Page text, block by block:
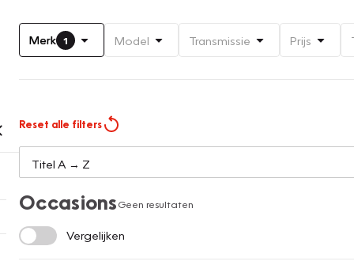
Merk 1 Model Transmissie Prijs
Reset alle filters
OccasionsGeen resultaten
Vergelijken